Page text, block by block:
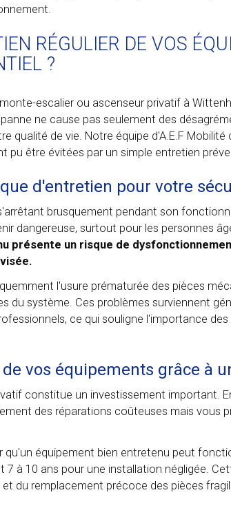
RÉGULIER DE VOS
?
escalier ou ascenseur privatif à
ne cause pas seulement des
qualité de vie. Notre équipe d'A.E.F
pu être évitées par un simple entretien
d'entretien pour votre
brusquement pendant son
dangereuse, surtout pour les personnes
présente un risque de
l'usure prématurée des pièces
du système. Ces problèmes surviennent
ce qui souligne l'importance
vos équipements grâce à
constitue un investissement important.
des réparations coûteuses mais vous
qu'un équipement bien entretenu peut
7 à 10 ans pour une installation négligée.
du remplacement précoce des pièces